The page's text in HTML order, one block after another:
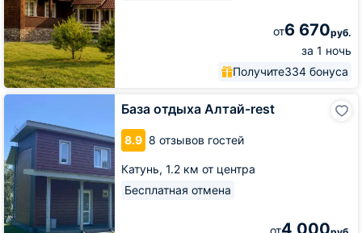
от6 670руб.
за 1 ночь
Получите334 бонуса
База отдыха Алтай-rest
8.9 8 отзывов гостей
Катунь, 1.2 км от центра
Бесплатная отмена
от4 000
База
Алтай-
rest